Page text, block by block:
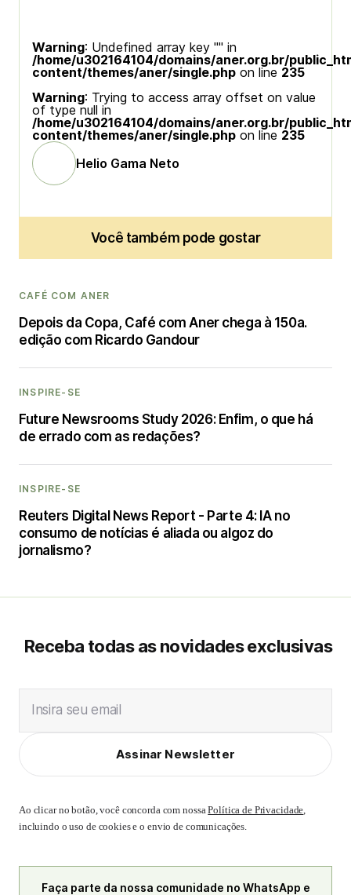
Warning: Undefined array key "" in
/home/u302164104/domains/aner.org.br/
content/themes/aner/single.php on line 235
Warning: Trying to access array offset on value
of type null in
/home/u302164104/domains/aner.org.br/
content/themes/aner/single.php on line 235
Helio Gama Neto
Você também pode gostar
CAFÉ COM ANER
Depois da Copa, Café com Aner chega à 150a.
edição com Ricardo Gandour
INSPIRE-SE
Future Newsrooms Study 2026: Enfim, o que há
de errado com as redações?
INSPIRE-SE
Reuters Digital News Report - Parte 4: IA no
consumo de notícias é aliada ou algoz do
jornalismo?
Receba todas as novidades exclusivas
Insira seu email
Assinar Newsletter
Ao clicar no botão, você concorda com nossaPolítica de Privacidade,
incluindo o uso de cookies e o envio de comunicações.
Faça parte da nossa comunidade no WhatsApp e